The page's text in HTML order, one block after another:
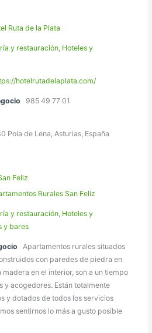
Ruta de la Plata
y restauración Hoteles y
hotelrutadelaplata.com/
985 49 77 01
Pola de Lena, Asturias, España
Rurales San Feliz
y restauración, Hoteles y
y bares
Apartamentos rurales situados
con paredes de piedra en
en el interior, son a un tiempo
y acogedores. Están totalmente
y dotados de todos los servicios
sentirnos lo más a gusto posible